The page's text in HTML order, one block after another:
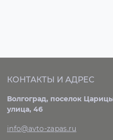
КОНТАКТЫ И АДРЕС
Волгоград, поселок
улица, 46
info@avto-zapas.ru